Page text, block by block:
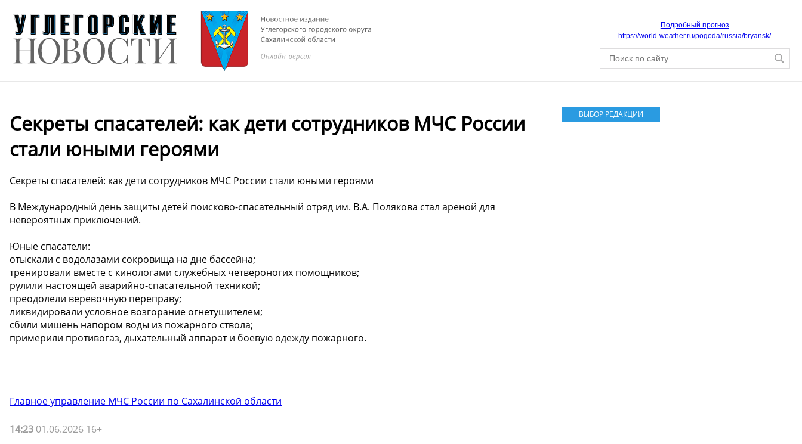
Подробный прогноз
https://world-weather.ru/pogoda/russia/bryansk/
Секреты спасателей: как дети сотрудников МЧС России
стали юными героями
Секреты спасателей: как дети сотрудников МЧС России стали юными героями
В Международный день защиты детей поисково-спасательный отряд им. В.А. Полякова стал ареной для
невероятных приключений.
Юные спасатели:
отыскали с водолазами сокровища на дне бассейна;
тренировали вместе с кинологами служебных четвероногих помощников;
рулили настоящей аварийно-спасательной техникой;
преодолели веревочную переправу;
ликвидировали условное возгорание огнетушителем;
сбили мишень напором воды из пожарного ствола;
примерили противогаз, дыхательный аппарат и боевую одежду пожарного.
Главное управление МЧС России по Сахалинской области
14:23 01.06.2026 16+
ВЫБОР РЕДАКЦИИ